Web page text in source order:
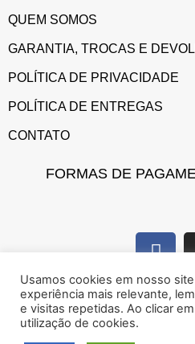
QUEM SOMOS
GARANTIA, TROCAS E
POLÍTICA DE PRIVACIDADE
POLÍTICA DE ENTREGAS
CONTATO
FORMAS DE
Usamos cookies em nosso
experiência mais relevante,
e visitas repetidas. Ao clicar
utilização de cookies.